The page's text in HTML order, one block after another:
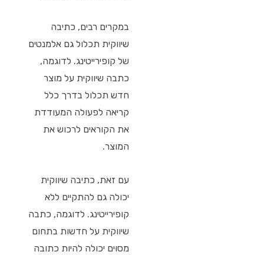
במקרים רבים, כתיבה
שיווקית תכלול גם אלמנטים
של קופירייטינג. לדוגמה,
כתבה שיווקית על מוצר
חדש תכלול בדרך כלל
קריאה לפעולה המעודדת
את הקוראים לרכוש את
המוצר.
עם זאת, כתיבה שיווקית
יכולה גם להתקיים ללא
קופירייטינג. לדוגמה, כתבה
שיווקית על חדשות בתחום
מסוים יכולה להיות כתובה